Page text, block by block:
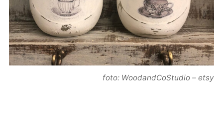
foto: WoodandCoStudio – etsy